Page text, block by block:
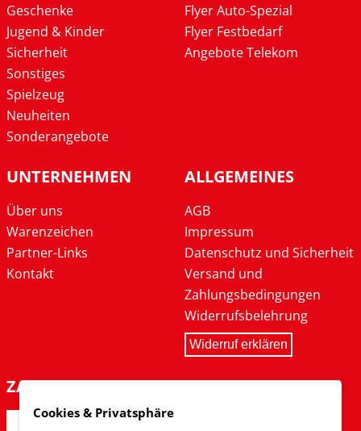
Geschenke
Jugend & Kinder
Sicherheit
Sonstiges
Spielzeug
Neuheiten
Sonderangebote
Flyer Auto-Spezial
Flyer Festbedarf
Angebote Telekom
UNTERNEHMEN
Über uns
Warenzeichen
Partner-Links
Kontakt
ALLGEMEINES
AGB
Impressum
Datenschutz und Sicherheit
Versand und
Zahlungsbedingungen
Widerrufsbelehrung
Widerruf erklären
ZAHLARTEN
Cookies & Privatsphäre